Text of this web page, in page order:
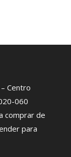
Centro
060
comprar de
para